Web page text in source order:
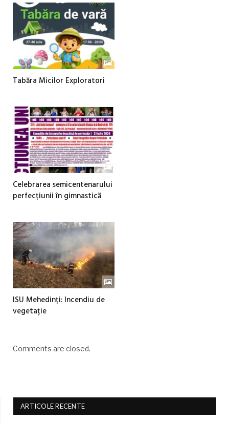
Tabăra Micilor Exploratori
Celebrarea semicentenarului
perfecțiunii în gimnastică
ISU Mehedinți: Incendiu de
vegetație
Comments are closed.
ARTICOLE RECENTE